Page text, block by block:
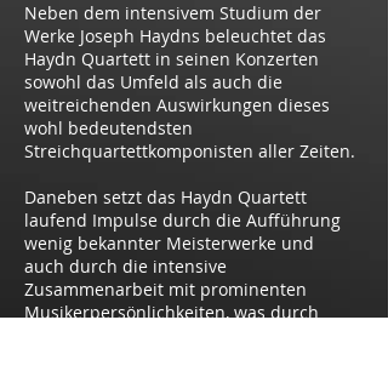
Neben dem intensivem Studium der
Werke Joseph Haydns beleuchtet das
Haydn Quartett in seinen Konzerten
sowohl das Umfeld als auch die
weitreichenden Auswirkungen dieses
wohl bedeutendsten
Streichquartettkomponisten aller Zeiten.
Daneben setzt das Haydn Quartett
laufend Impulse durch die Aufführung
wenig bekannter Meisterwerke und
auch durch die intensive
Zusammenarbeit mit prominenten
Musikerpersönlichkeiten, was durch